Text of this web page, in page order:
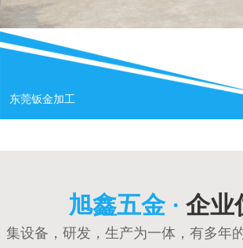
东莞钣金加工
旭鑫五金 · 企业
集设备，研发，生产为一体，有多年